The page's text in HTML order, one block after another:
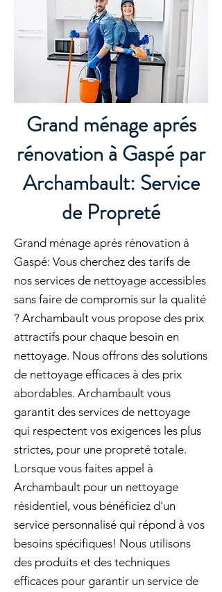
Grand ménage aprés
rénovation à Gaspé par
Archambault: Service
de Propreté
Grand ménage aprés rénovation à
Gaspé: Vous cherchez des tarifs de
nos services de nettoyage accessibles
sans faire de compromis sur la qualité
? Archambault vous propose des prix
attractifs pour chaque besoin en
nettoyage. Nous offrons des solutions
de nettoyage efficaces à des prix
abordables. Archambault vous
garantit des services de nettoyage
qui respectent vos exigences les plus
strictes, pour une propreté totale.
Lorsque vous faites appel à
Archambault pour un nettoyage
résidentiel, vous bénéficiez d'un
service personnalisé qui répond à vos
besoins spécifiques! Nous utilisons
des produits et des techniques
efficaces pour garantir un service de